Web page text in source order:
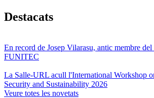
Destacats
En record de Josep Vilarasu, antic membre del
FUNITEC
La Salle-URL acull l'International Workshop
Security and Sustainability 2026
Veure totes les novetats